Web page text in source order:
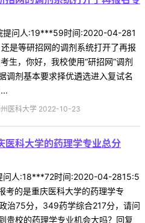
提问人:19***59时间:2020-04-281
是等研招网的调剂系统打开了再报
生，你好，我校使用“研招网”调剂
调剂基本要求择优遴选进入复试名
州医科大学 2022-10-23
医科大学的药理学专业总分
问人:18***72时间:2020-04-2815:5
考的是重庆医科大学的药理学专
治75分，349药学综合217分，请问
贵校的药理学专业机会大吗？回复